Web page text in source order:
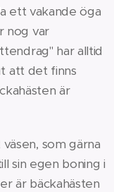
ett vakande öga
nog var
har alltid
att det finns
är
som gärna
sin egen boning i
är bäckahästen